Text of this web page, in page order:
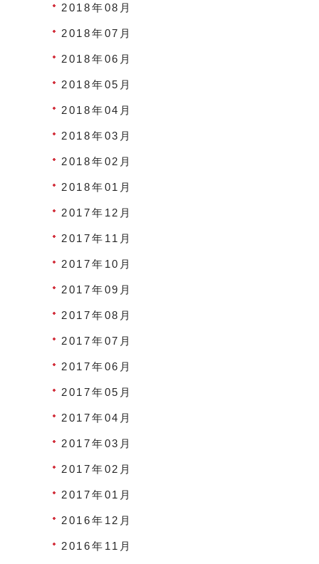
2018年08月
2018年07月
2018年06月
2018年05月
2018年04月
2018年03月
2018年02月
2018年01月
2017年12月
2017年11月
2017年10月
2017年09月
2017年08月
2017年07月
2017年06月
2017年05月
2017年04月
2017年03月
2017年02月
2017年01月
2016年12月
2016年11月